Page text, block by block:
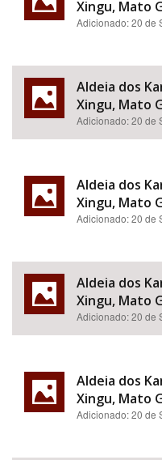
Xingu, Mato
Adicionado:20 de
Aldeia dos
Xingu, Mato
Adicionado:20 de
Aldeia dos
Xingu, Mato
Adicionado:20 de
Aldeia dos
Xingu, Mato
Adicionado:20 de
Aldeia dos
Xingu, Mato
Adicionado:20 de